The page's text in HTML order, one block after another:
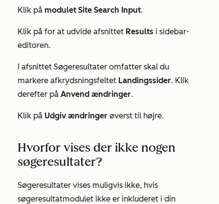
Klik på modulet Site Search Input.
Klik på for at udvide afsnittet Results i sidebar-
editoren.
I afsnittet Søgeresultater omfatter skal du
markere afkrydsningsfeltet Landingssider. Klik
derefter på Anvend ændringer.
Klik på Udgiv ændringer øverst til højre.
Hvorfor vises der ikke nogen
søgeresultater?
Søgeresultater vises muligvis ikke, hvis
søgeresultatmodulet ikke er inkluderet i din